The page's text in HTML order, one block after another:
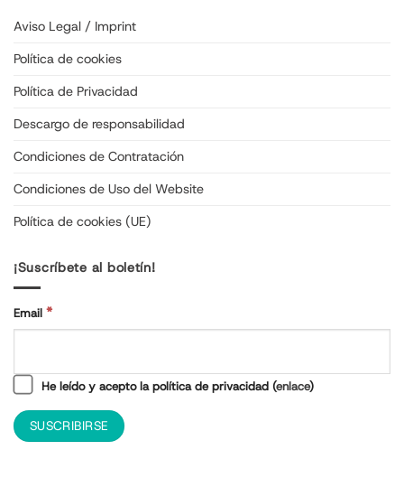
Aviso Legal / Imprint
Política de cookies
Política de Privacidad
Descargo de responsabilidad
Condiciones de Contratación
Condiciones de Uso del Website
Política de cookies (UE)
¡Suscríbete al boletín!
Email *
He leído y acepto la política de privacidad (enlace)